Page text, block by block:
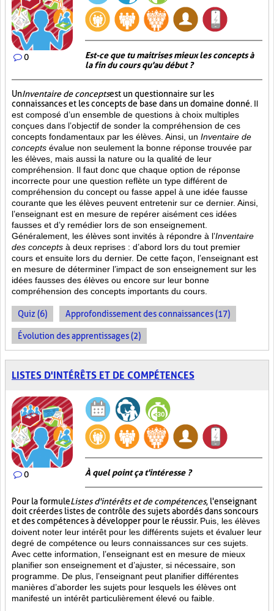
0
Est-ce que tu maitrises mieux les concepts à
la fin du cours qu'au début ?
UnInventaire de conceptsest un questionnaire sur les
connaissances et les concepts de base dans un domaine donné. Il
est composé d’un ensemble de questions à choix multiples
conçues dans l’objectif de sonder la compréhension de ces
concepts fondamentaux par les élèves. Ainsi, un Inventaire de
concepts évalue non seulement la bonne réponse trouvée par
les élèves, mais aussi la nature ou la qualité de leur
compréhension. Il faut donc que chaque option de réponse
incorrecte pour une question reflète un type différent de
compréhension du concept ou fasse appel à une idée fausse
courante que les élèves peuvent entretenir sur ce dernier. Ainsi,
l’enseignant est en mesure de repérer aisément ces idées
fausses et d’y remédier lors de son enseignement.
Généralement, les élèves sont invités à répondre à l’Inventaire
des concepts à deux reprises : d’abord lors du tout premier
cours et ensuite lors du dernier. De cette façon, l’enseignant est
en mesure de déterminer l’impact de son enseignement sur les
idées fausses des élèves ou encore sur leur bonne
compréhension des concepts importants du cours.
Quiz (6) Approfondissement des connaissances (17)
Évolution des apprentissages (2)
LISTES D'INTÉRÊTS ET DE COMPÉTENCES
0 À quel point ça t'intéresse ?
Pour la formuleListes d'intérêts et de compétences, l'enseignant
doit créer des listes de contrôle des sujets abordés dans son cours
et des compétences à développer pour le réussir. Puis, les élèves
doivent noter leur intérêt pour les différents sujets et évaluer leur
degré de compétence ou leurs connaissances sur ces sujets.
Avec cette information, l’enseignant est en mesure de mieux
planifier son enseignement et d’ajuster, si nécessaire, son
programme. De plus, l’enseignant peut planifier différentes
manières d’aborder les sujets pour lesquels les élèves ont
manifesté un intérêt particulièrement élevé ou faible.